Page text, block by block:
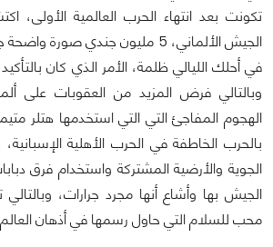
تكونت بعد انتهاء الحرب العالمية الأولى،
الجيش الألماني، 5 مليون جندي
في أحلك الليالي ظلمة، الأمر الذي كان
وبالتالي فرض المزيد من العقوبات على
الهجوم المفاجئ التي التي استخدمها هتلر
بالحرب الخاطفة في الحرب الأهلية
الجوية والأرضية المشتركة واستخدام فرق
الجيش بها وأشاع أنها مجرد جرارات،
محب للسلام التي حاول رسمها في أذهان العالم